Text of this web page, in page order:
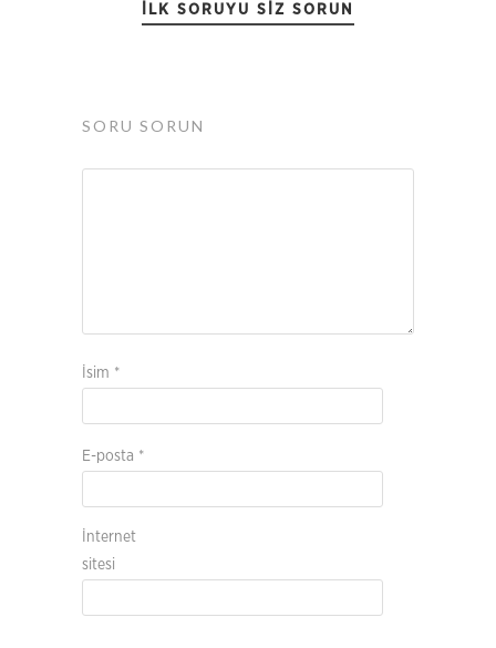
İLK SORUYU SIZ SORUN
SORU SORUN
İsim *
E-posta *
İnternet
sitesi